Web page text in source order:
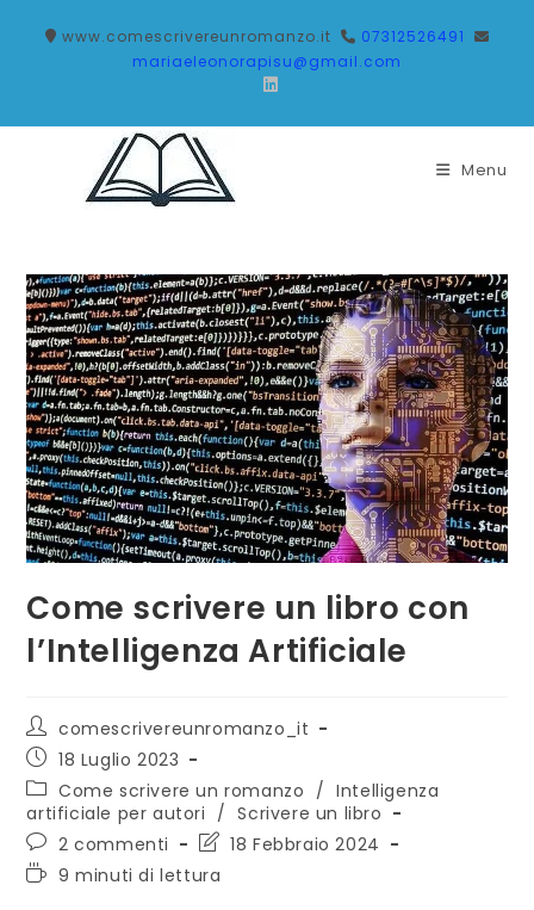
www.comescrivereunromanzo.it
07312526491
mariaeleonorapisu@gmail.com
Menu
Come scrivere un libro con
l’Intelligenza Artificiale
comescrivereunromanzo_it
18 Luglio 2023
Come scrivere un romanzo / Intelligenza
artificiale per autori / Scrivere un libro
2 commenti
18 Febbraio 2024
9 minuti di lettura